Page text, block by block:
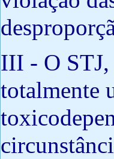
III - O STJ,
totalmente